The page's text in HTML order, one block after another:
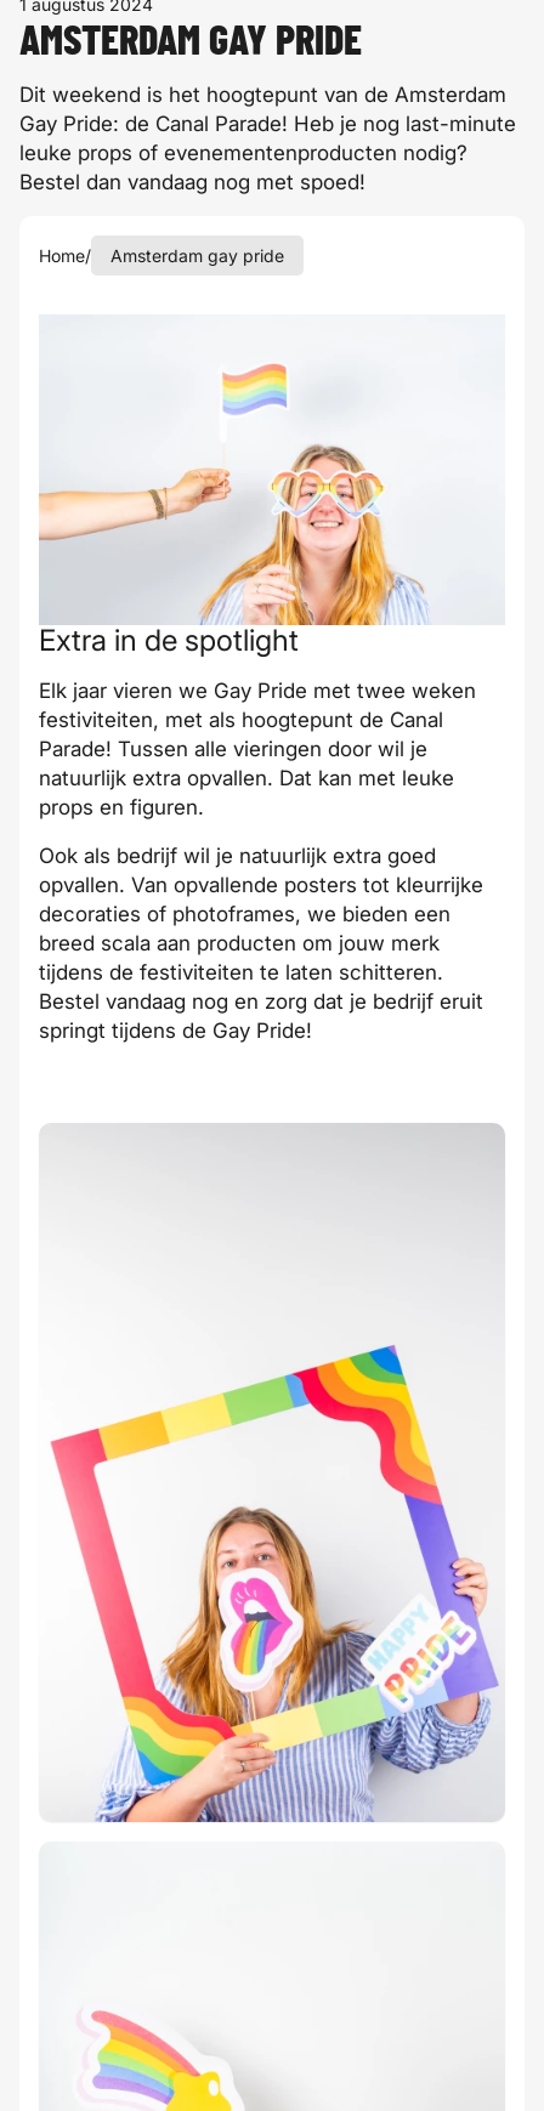
1 augustus 2024
AMSTERDAM GAY PRIDE
Dit weekend is het hoogtepunt van de Amsterdam
Gay Pride: de Canal Parade! Heb je nog last-minute
leuke props of evenementenproducten nodig?
Bestel dan vandaag nog met spoed!
Home/ Amsterdam gay pride
Extra in de spotlight
Elk jaar vieren we Gay Pride met twee weken
festiviteiten, met als hoogtepunt de Canal
Parade! Tussen alle vieringen door wil je
natuurlijk extra opvallen. Dat kan met leuke
props en figuren.
Ook als bedrijf wil je natuurlijk extra goed
opvallen. Van opvallende posters tot kleurrijke
decoraties of photoframes, we bieden een
breed scala aan producten om jouw merk
tijdens de festiviteiten te laten schitteren.
Bestel vandaag nog en zorg dat je bedrijf eruit
springt tijdens de Gay Pride!